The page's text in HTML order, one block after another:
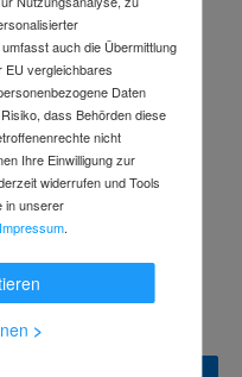
max.
auch die Übermittlung
EU vergleichbares
Daten
dass Behörden diese
nicht
Ihre Einwilligung zur
widerrufen und Tools
in unserer
Impressum.
>